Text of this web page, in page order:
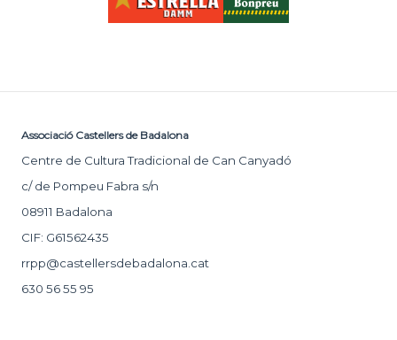
Associació Castellers de Badalona
Centre de Cultura Tradicional de Can Canyadó
c/ de Pompeu Fabra s/n
08911 Badalona
CIF: G61562435
rrpp@castellersdebadalona.cat
630 56 55 95